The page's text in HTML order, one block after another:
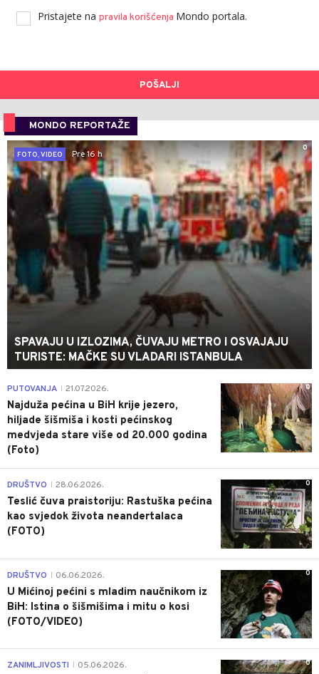
Pristajete na pravila korišćenja Mondo portala.
POŠALJI
MONDO REPORTAŽE
0
FOTO, VIDEO
Pre 16 h
SPAVAJU U IZLOZIMA, ČUVAJU METRO I OSVAJAJU
TURISTE: MAČKE SU VLADARI ISTANBULA
0
PUTOVANJA 21.07.2026.
Najduža pećina u BiH krije jezero,
hiljade šišmiša i kosti pećinskog
medvjeda stare više od 20.000 godina
(Foto)
0
DRUŠTVO 28.06.2026.
Teslić čuva praistoriju: Rastuška pećina
kao svjedok života neandertalaca
(FOTO)
0
DRUŠTVO 06.06.2026.
U Mićinoj pećini s mladim naučnikom iz
BiH: Istina o šišmišima i mitu o kosi
(FOTO/VIDEO)
0
ZANIMLJIVOSTI 05.06.2026.